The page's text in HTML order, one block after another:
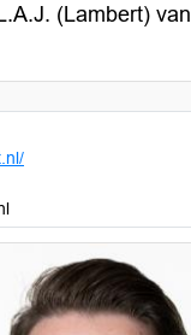
(Lambert) van